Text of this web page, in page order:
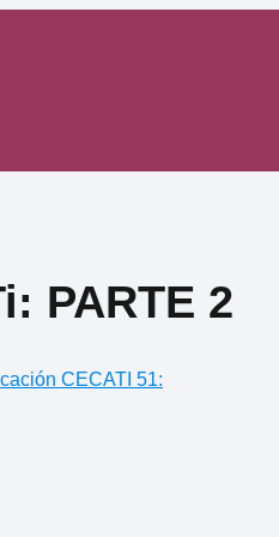
PARTE 2
CECATI 51: